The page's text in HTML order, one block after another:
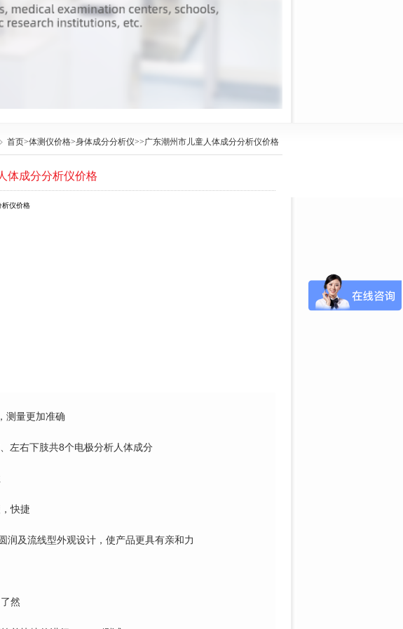
首页>体测仪价格>身体成分分析仪>>广东潮州市儿童人体成分分析仪价格
体成分分析仪价格
析仪价格
测量更加准确
左右下肢共8个电极分析人体成分
快捷
润及流线型外观设计， 使产品更具有亲和力
然